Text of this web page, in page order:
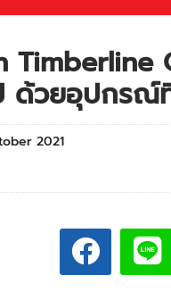
ด้วยอุปกรณ์
2021